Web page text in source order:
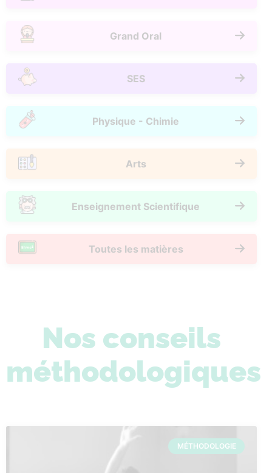
Grand Oral
SES
Physique - Chimie
Arts
Enseignement Scientifique
Toutes les matières
Nos conseils
méthodologiques
MÉTHODOLOGIE